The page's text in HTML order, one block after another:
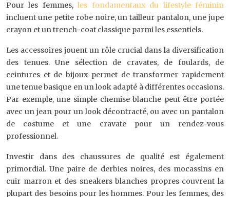
Pour les femmes,les fondamentaux du lifestyle féminin
incluent une petite robe noire, un tailleur pantalon, une jupe
crayon et un trench-coat classique parmi les essentiels.
Les accessoires jouent un rôle crucial dans la diversification
des tenues. Une sélection de cravates, de foulards, de
ceintures et de bijoux permet de transformer rapidement
une tenue basique en un look adapté à différentes occasions.
Par exemple, une simple chemise blanche peut être portée
avec un jean pour un look décontracté, ou avec un pantalon
de costume et une cravate pour un rendez-vous
professionnel.
Investir dans des chaussures de qualité est également
primordial. Une paire de derbies noires, des mocassins en
cuir marron et des sneakers blanches propres couvrent la
plupart des besoins pour les hommes. Pour les femmes, des